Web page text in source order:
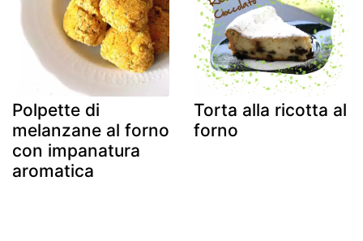
Polpette di
melanzane al forno
con impanatura
aromatica
Torta alla ricotta al
forno